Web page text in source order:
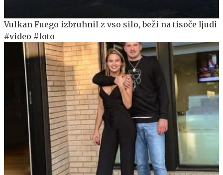
Vulkan Fuego izbruhnil z vso silo, beži na tisoče ljudi
#video #foto